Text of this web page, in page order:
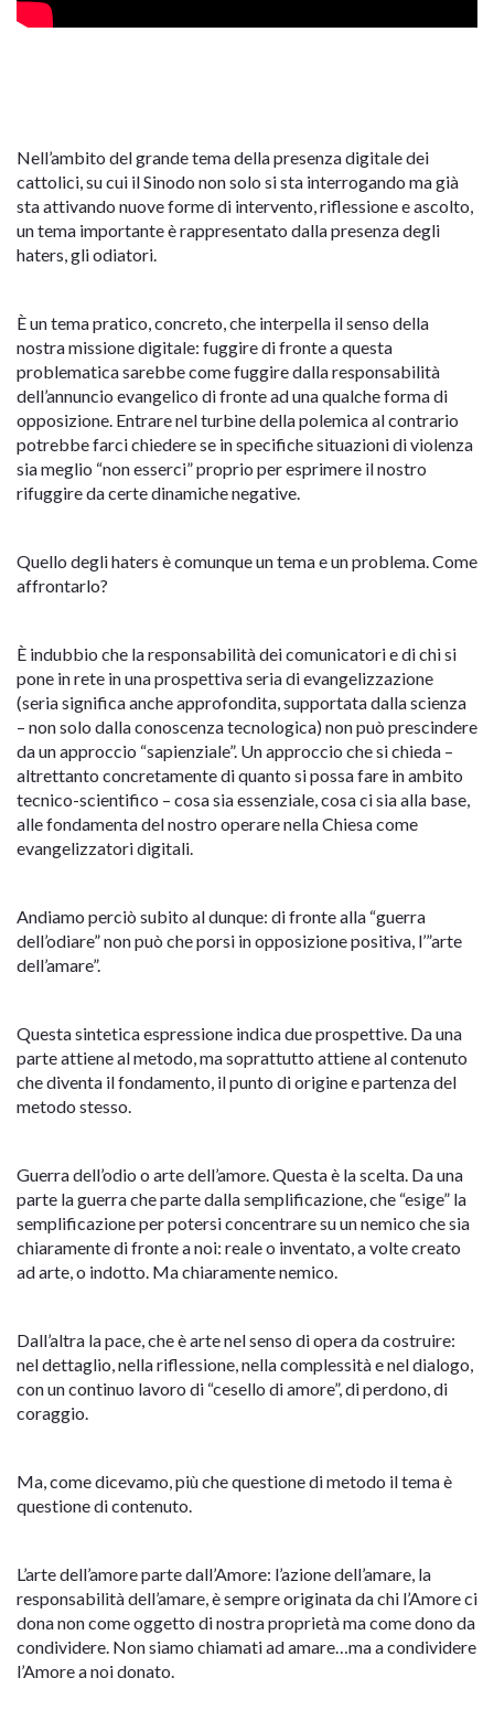
Nell’ambito del grande tema della presenza digitale dei
cattolici, su cui il Sinodo non solo si sta interrogando ma già
sta attivando nuove forme di intervento, riflessione e ascolto,
un tema importante è rappresentato dalla presenza degli
haters, gli odiatori.
È un tema pratico, concreto, che interpella il senso della
nostra missione digitale: fuggire di fronte a questa
problematica sarebbe come fuggire dalla responsabilità
dell’annuncio evangelico di fronte ad una qualche forma di
opposizione. Entrare nel turbine della polemica al contrario
potrebbe farci chiedere se in specifiche situazioni di violenza
sia meglio “non esserci” proprio per esprimere il nostro
rifuggire da certe dinamiche negative.
Quello degli haters è comunque un tema e un problema. Come
affrontarlo?
È indubbio che la responsabilità dei comunicatori e di chi si
pone in rete in una prospettiva seria di evangelizzazione
(seria significa anche approfondita, supportata dalla scienza
– non solo dalla conoscenza tecnologica) non può prescindere
da un approccio “sapienziale”. Un approccio che si chieda –
altrettanto concretamente di quanto si possa fare in ambito
tecnico-scientifico – cosa sia essenziale, cosa ci sia alla base,
alle fondamenta del nostro operare nella Chiesa come
evangelizzatori digitali.
Andiamo perciò subito al dunque: di fronte alla “guerra
dell’odiare” non può che porsi in opposizione positiva, l’”arte
dell’amare”.
Questa sintetica espressione indica due prospettive. Da una
parte attiene al metodo, ma soprattutto attiene al contenuto
che diventa il fondamento, il punto di origine e partenza del
metodo stesso.
Guerra dell’odio o arte dell’amore. Questa è la scelta. Da una
parte la guerra che parte dalla semplificazione, che “esige” la
semplificazione per potersi concentrare su un nemico che sia
chiaramente di fronte a noi: reale o inventato, a volte creato
ad arte, o indotto. Ma chiaramente nemico.
Dall’altra la pace, che è arte nel senso di opera da costruire:
nel dettaglio, nella riflessione, nella complessità e nel dialogo,
con un continuo lavoro di “cesello di amore”, di perdono, di
coraggio.
Ma, come dicevamo, più che questione di metodo il tema è
questione di contenuto.
L’arte dell’amore parte dall’Amore: l’azione dell’amare, la
responsabilità dell’amare, è sempre originata da chi l’Amore ci
dona non come oggetto di nostra proprietà ma come dono da
condividere. Non siamo chiamati ad amare…ma a condividere
l’Amore a noi donato.